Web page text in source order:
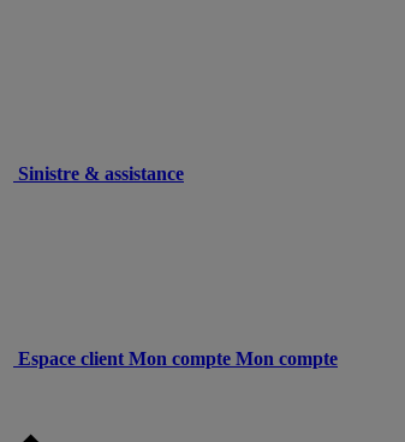
Sinistre & assistance
Espace client Mon compte Mon compte